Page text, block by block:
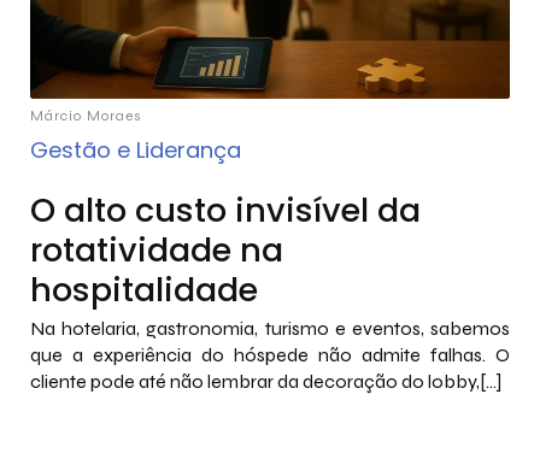
Márcio Moraes
Gestão e Liderança
O alto custo invisível da
rotatividade na
hospitalidade
Na hotelaria, gastronomia, turismo e eventos, sabemos
que a experiência do hóspede não admite falhas. O
cliente pode até não lembrar da decoração do lobby,[…]